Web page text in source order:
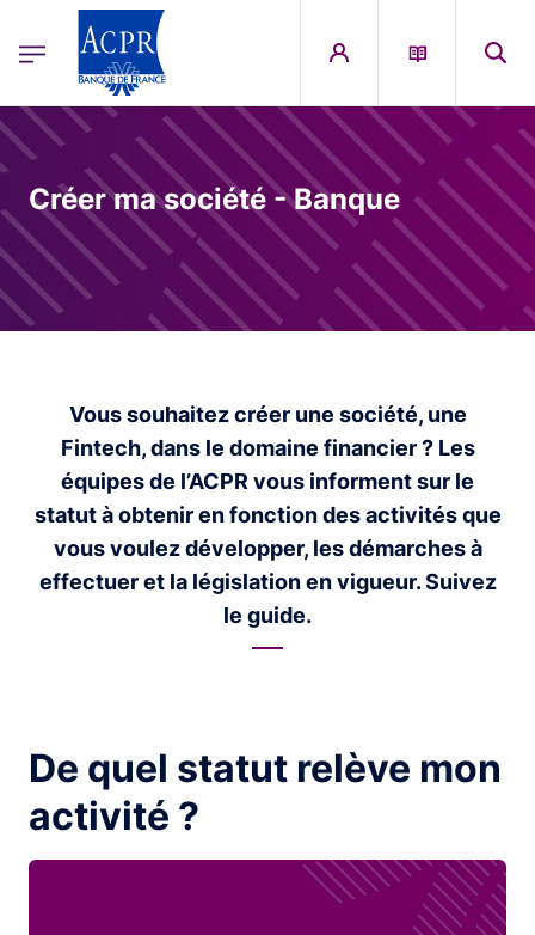
ACPR Menu Principal (French)
Créer ma société - Banque
Vous souhaitez créer une société, une
Fintech, dans le domaine financier ? Les
équipes de l’ACPR vous informent sur le
statut à obtenir en fonction des activités que
vous voulez développer, les démarches à
effectuer et la législation en vigueur. Suivez
le guide.
De quel statut relève mon
activité ?